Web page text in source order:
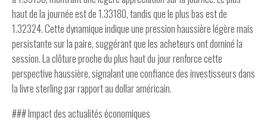
haut de la journée est de 1.33180, tandis que le plus bas est de
1.32324. Cette dynamique indique une pression haussière légère mais
persistante sur la paire, suggérant que les acheteurs ont dominé la
session. La clôture proche du plus haut du jour renforce cette
perspective haussière, signalant une confiance des investisseurs dans
la livre sterling par rapport au dollar américain.
### Impact des actualités économiques